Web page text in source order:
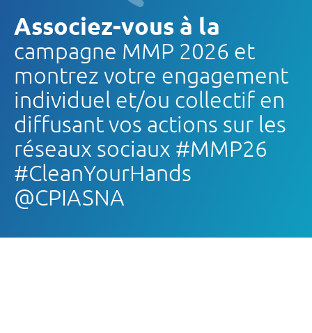
Associez-vous à la
campagne MMP 2026 et
montrez votre engagement
individuel et/ou collectif en
diffusant vos actions sur les
réseaux sociaux #MMP26
#CleanYourHands
@CPIASNA